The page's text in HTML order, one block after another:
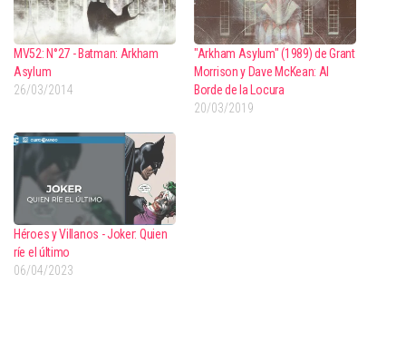
MV52: N°27 - Batman: Arkham
Asylum
26/03/2014
"Arkham Asylum" (1989) de Grant
Morrison y Dave McKean: Al
Borde de la Locura
20/03/2019
Héroes y Villanos - Joker: Quien
ríe el último
06/04/2023